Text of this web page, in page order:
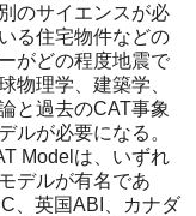
のサイエンスが必
る住宅物件などの
がどの程度地震で
物理学、建築学、
と過去のCAT事象
ルが必要になる。
Modelは、いずれ
デルが有名であ
、英国ABI、カナダ